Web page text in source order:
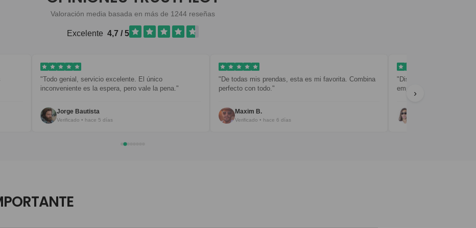
Valoración media basada en más de 1244 reseñas
Excelente 4,7 / 5
"Todo genial, servicio excelente. El único
inconveniente es la espera, pero vale la pena."
Jorge Bautista
Verificado • hace 5 días
"De todas mis prendas, esta es mi favorita. Combina
perfecto con todo."
Maxim B.
Verificado • hace 6 días
"Diseño limpio y sencillo.
empaquetado muy
›